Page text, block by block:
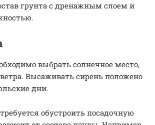
грунта с дренажным слоем и
выбрать солнечное место,
Высаживать сирень положено
дни.
обустроить посадочную